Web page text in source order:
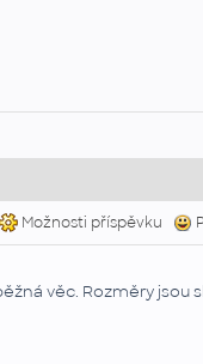
Možnosti příspěvku
věc. Rozměry jsou